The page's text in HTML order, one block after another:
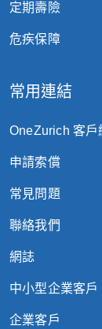
定期壽險
危疾保障
常用連結
OneZurich 客戶
申請索償
常見問題
聯絡我們
網誌
中小型企業客戶
企業客戶